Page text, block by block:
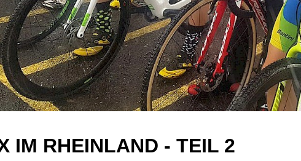
IM RHEINLAND - TEIL 2